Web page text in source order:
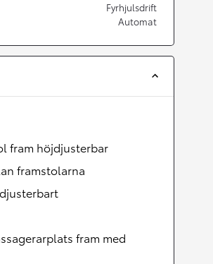
Fyrhjulsdrift
Automat
fram höjdjusterbar
framstolarna
fram med